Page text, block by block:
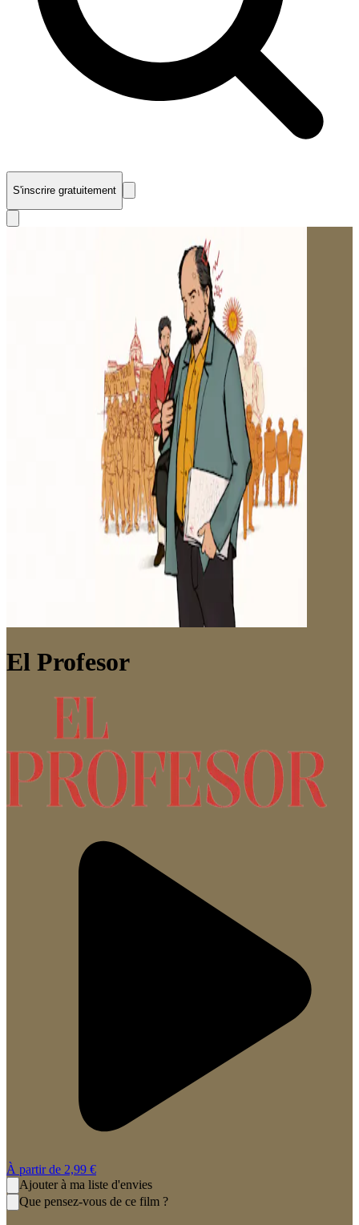
S'inscrire gratuitement
El Profesor
À partir de 2,99 €
Ajouter à ma liste d'envies
Que pensez-vous de ce film ?